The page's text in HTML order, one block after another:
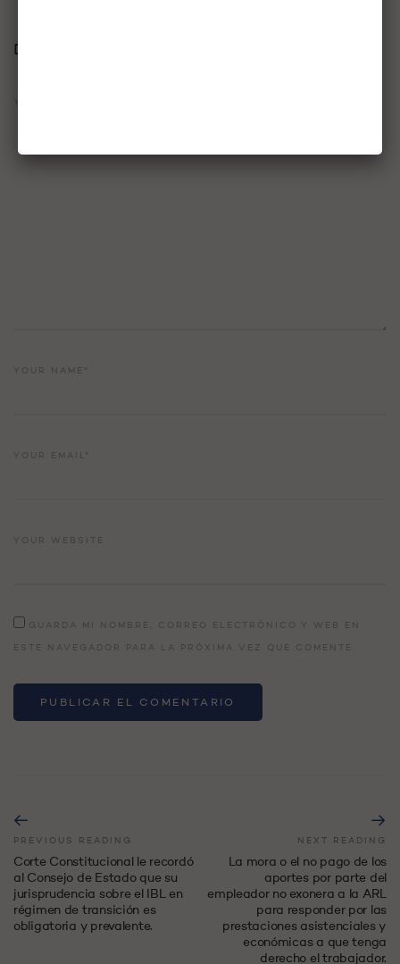
Deja una respuesta
YOUR NAME*
YOUR EMAIL*
YOUR WEBSITE
GUARDA MI NOMBRE, CORREO ELECTRÓNICO Y WEB EN
ESTE NAVEGADOR PARA LA PRÓXIMA VEZ QUE COMENTE.
PREVIOUS READING
Corte Constitucional le recordó
al Consejo de Estado que su
jurisprudencia sobre el IBL en
régimen de transición es
obligatoria y prevalente.
NEXT READING
La mora o el no pago de los
aportes por parte del
empleador no exonera a la ARL
para responder por las
prestaciones asistenciales y
económicas a que tenga
derecho el trabajador.